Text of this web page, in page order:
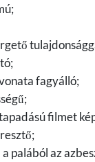
fagyálló;
filmet
palából az